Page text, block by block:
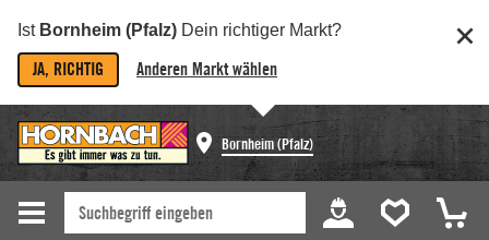
Ist Bornheim (Pfalz) Dein richtiger Markt?
JA, RICHTIG Anderen Markt wählen
Bornheim (Pfalz)